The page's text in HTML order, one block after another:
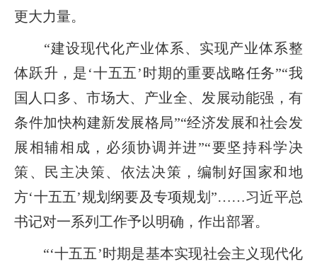
更大力量。
“建设现代化产业体系、实现产业体系整
体跃升，是‘十五五’时期的重要战略任务”“我
国人口多、市场大、产业全、发展动能强，有
条件加快构建新发展格局”“经济发展和社会发
展相辅相成，必须协调并进”“要坚持科学决
策、民主决策、依法决策，编制好国家和地
方‘十五五’规划纲要及专项规划”……习近平总
书记对一系列工作予以明确，作出部署。
“‘十五五’时期是基本实现社会主义现代化